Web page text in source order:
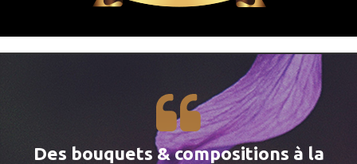
Des bouquets & compositions à la